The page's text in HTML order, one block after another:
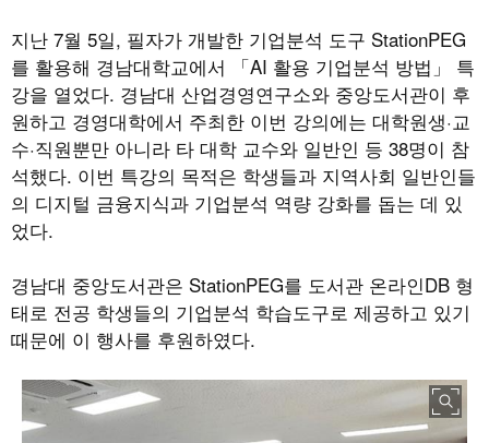
지난 7월 5일, 필자가 개발한 기업분석 도구 StationPEG
를 활용해 경남대학교에서 「AI 활용 기업분석 방법」 특
강을 열었다. 경남대 산업경영연구소와 중앙도서관이 후
원하고 경영대학에서 주최한 이번 강의에는 대학원생·교
수·직원뿐만 아니라 타 대학 교수와 일반인 등 38명이 참
석했다. 이번 특강의 목적은 학생들과 지역사회 일반인들
의 디지털 금융지식과 기업분석 역량 강화를 돕는 데 있
었다.
경남대 중앙도서관은 StationPEG를 도서관 온라인DB 형
태로 전공 학생들의 기업분석 학습도구로 제공하고 있기
때문에 이 행사를 후원하였다.